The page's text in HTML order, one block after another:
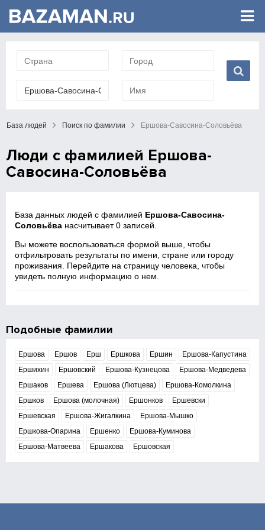
База людей Поиск по фамилии Ершова-Савосина-Соловьёва
Люди с фамилией Ершова-
Савосина-Соловьёва
База данных людей с фамилией Ершова-Савосина-
Соловьёва насчитывает 0 записей.
Вы можете воспользоваться формой выше, чтобы
отфильтровать результаты по имени, стране или городу
проживания. Перейдите на страницу человека, чтобы
увидеть полную информацию о нем.
Подобные фамилии
Ершова Ершов Ерш Ершкова Ершин
Ершова-Капустина
Ершихин
Ершовский Ершова-Кузнецова
Ершова-Медведева
Ершаков
Ершева Ершова (Лютцева)
Ершова-Комолкина
Ершков
Ершова (молочная) Ершонков
Ершевски
Ершевская
Ершова-Жигалкина
Ершова-Мышко
Ершкова-Опарина
Ершенко
Ершова-Куминова
Ершова-Матвеева
Ершакова Ершовская